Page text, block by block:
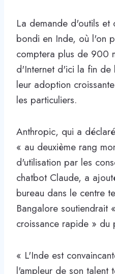
La demande d'outils
bondi en Inde, où l'on
comptera plus de 900
d'Internet d'ici la fin de
leur adoption
les particuliers.
Anthropic, qui a
« au deuxième rang
d'utilisation par les
chatbot Claude, a
bureau dans le centre
Bangalore soutiendrait
croissance rapide » du
« L'Inde est
l'ampleur de son talent